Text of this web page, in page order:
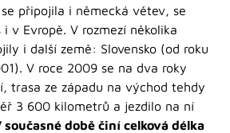
připojila i německá větev, se
i v Evropě. V rozmezí několika
i další země: Slovensko (od roku
V roce 2009 se na dva roky
trasa ze západu na východ tehdy
3 600 kilometrů a jezdilo na ní
současné době činí celková délka